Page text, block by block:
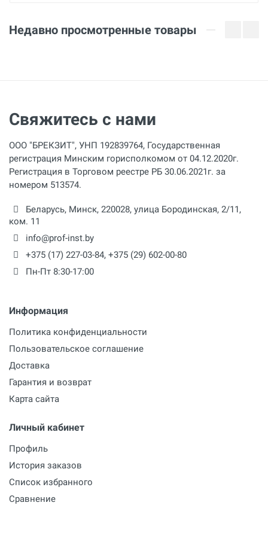
Недавно просмотренные товары
Свяжитесь с нами
ООО "БРЕКЗИТ", УНП 192839764, Государственная
регистрация Минским горисполкомом от 04.12.2020г.
Регистрация в Торговом реестре РБ 30.06.2021г. за
номером 513574.
Беларусь, Минск, 220028, улица Бородинская, 2/11,
ком. 11
info@prof-inst.by
+375 (17) 227-03-84, +375 (29) 602-00-80
Пн-Пт 8:30-17:00
Информация
Политика конфиденциальности
Пользовательское соглашение
Доставка
Гарантия и возврат
Карта сайта
Личный кабинет
Профиль
История заказов
Список избранного
Сравнение